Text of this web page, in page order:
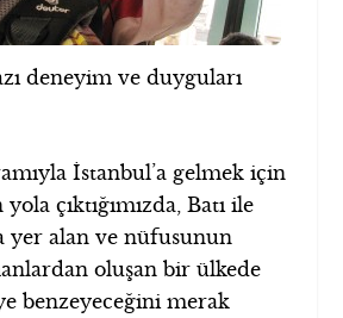
deneyim ve duyguları
İstanbul’a gelmek için
çıktığımızda, Batı ile
yer alan ve nüfusunun
oluşan bir ülkede
benzeyeceğini merak